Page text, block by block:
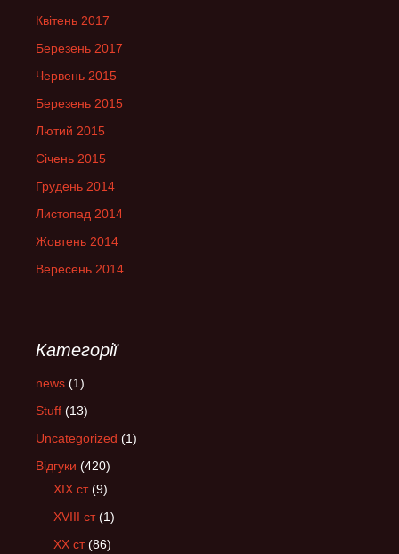
Квітень 2017
Березень 2017
Червень 2015
Березень 2015
Лютий 2015
Січень 2015
Грудень 2014
Листопад 2014
Жовтень 2014
Вересень 2014
Категорії
news (1)
Stuff (13)
Uncategorized (1)
Відгуки (420)
XIX ст(9)
XVIII ст(1)
XX ст(86)